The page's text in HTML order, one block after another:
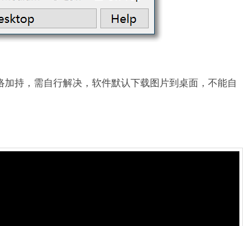
持，需自行解决，软件默认下载图片到桌面，不能自